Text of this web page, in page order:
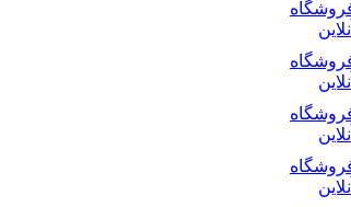
آنلاین
آنلاین
آنلاین
آنلاین